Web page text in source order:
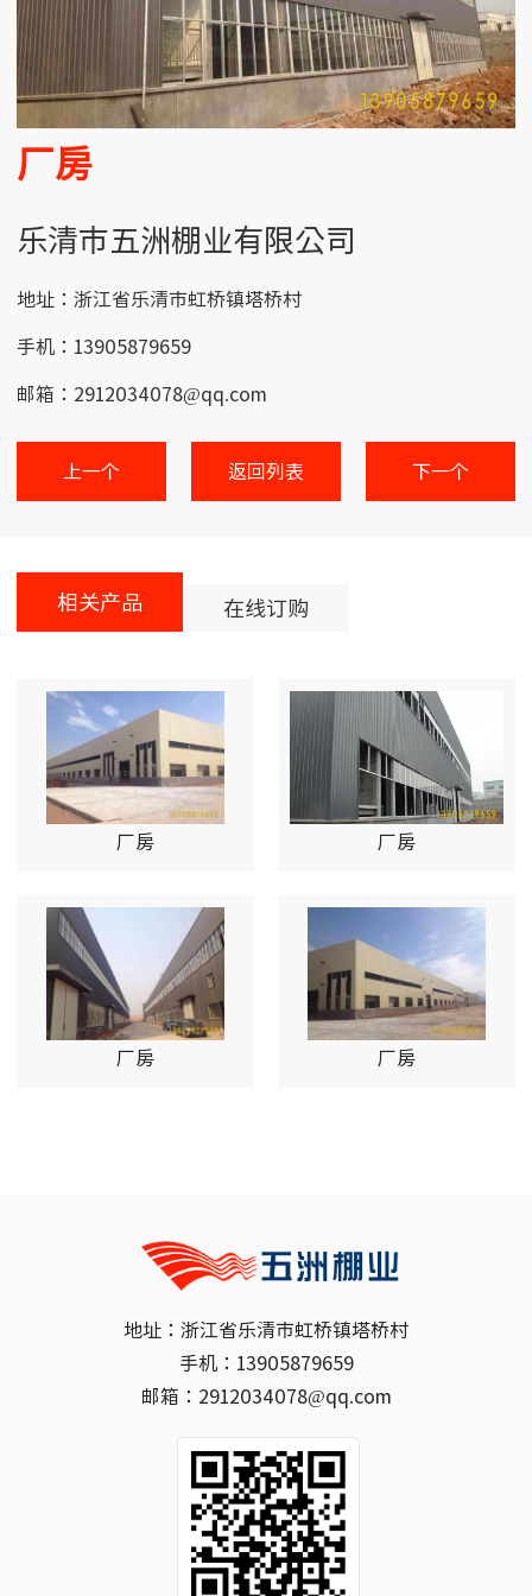
厂房
乐清市五洲棚业有限公司
地址：浙江省乐清市虹桥镇塔桥村
手机：13905879659
邮箱：2912034078@qq.com
上一个 返回列表 下一个
相关产品 在线订购
厂房 厂房
厂房 厂房
地址：浙江省乐清市虹桥镇塔桥村
手机：13905879659
邮箱：2912034078@qq.com